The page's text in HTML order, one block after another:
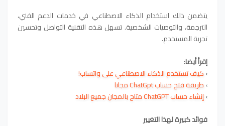
يتضمن ذلك استخدام الذكاء الاصطناعي في خدمات الدعم الفني،
الترجمة، والتوصيات الشخصية. تسهل هذه التقنية التواصل وتحسين
تجربة المستخدم.
إقرأ أيضا:
›كيف تستخدم الذكاء الاصطناعي على واتساب!
›طريقة فتح حساب ChatGpt مجانا
›إنشاء حساب ChatGPT متاح بالمجان جميع البلاد
فوائد كبيرة لهذا التغيير